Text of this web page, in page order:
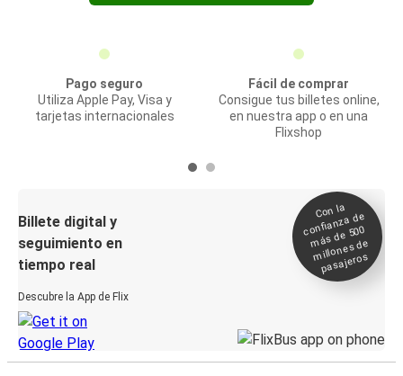
Pago seguro
Utiliza Apple Pay, Visa y
tarjetas internacionales
Fácil de comprar
Consigue tus billetes online,
en nuestra app o en una
Flixshop
Billete digital y
seguimiento en
tiempo real
Descubre la App de Flix
Con la
confianza de
más de 500
millones de
pasajeros